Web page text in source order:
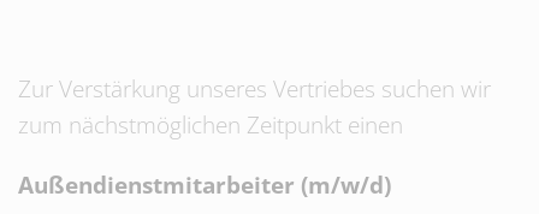
Zur Verstärkung unseres Vertriebes suchen wir
zum nächstmöglichen Zeitpunkt einen
Außendienstmitarbeiter (m/w/d)